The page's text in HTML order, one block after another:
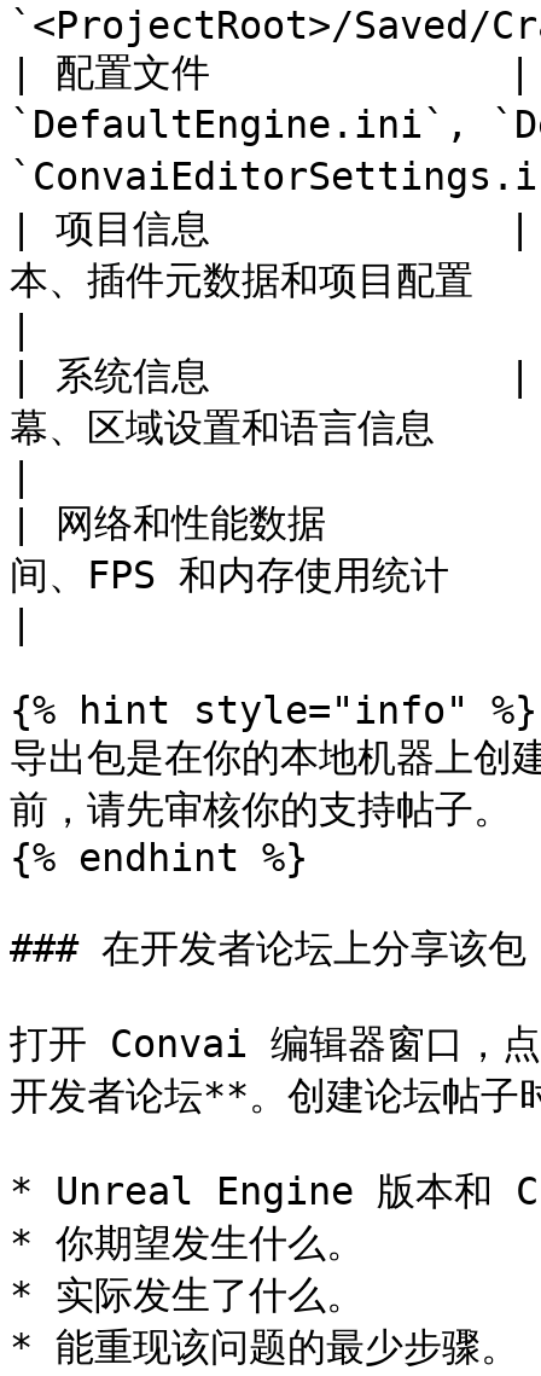
`<ProjectRoot>/
| 配置文件             | 所
`DefaultEngine.ini`,
| 项目信息             | 项
本、插件元数据和项目配置
| 系统信息             | 操作
幕、区域设置和语言信息
| 网络和性能数据          |
间、FPS 和内存使用统计
{% hint style="info" %}
导出包是在你的本地机器上创
前，请先审核你的支持帖子。
{% endhint %}
### 在开发者论坛上分享该包
打开 Convai 编辑器窗口，
开发者论坛**。创建论坛帖子
* Unreal Engine 版本和
* 你期望发生什么。
* 实际发生了什么。
* 能重现该问题的最少步骤。